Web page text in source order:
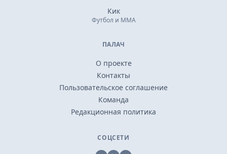
Кик
Футбол и ММА
ПАЛАЧ
О проекте
Контакты
Пользовательское соглашение
Команда
Редакционная политика
СОЦСЕТИ